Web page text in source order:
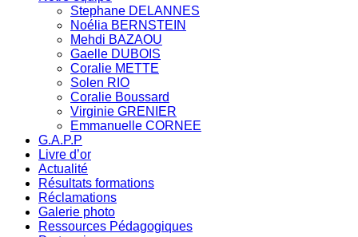
Stephane DELANNES
Noélia BERNSTEIN
Mehdi BAZAOU
Gaelle DUBOIS
Coralie METTE
Solen RIO
Coralie Boussard
Virginie GRENIER
Emmanuelle CORNEE
G.A.P.P
Livre d’or
Actualité
Résultats formations
Réclamations
Galerie photo
Ressources Pédagogiques